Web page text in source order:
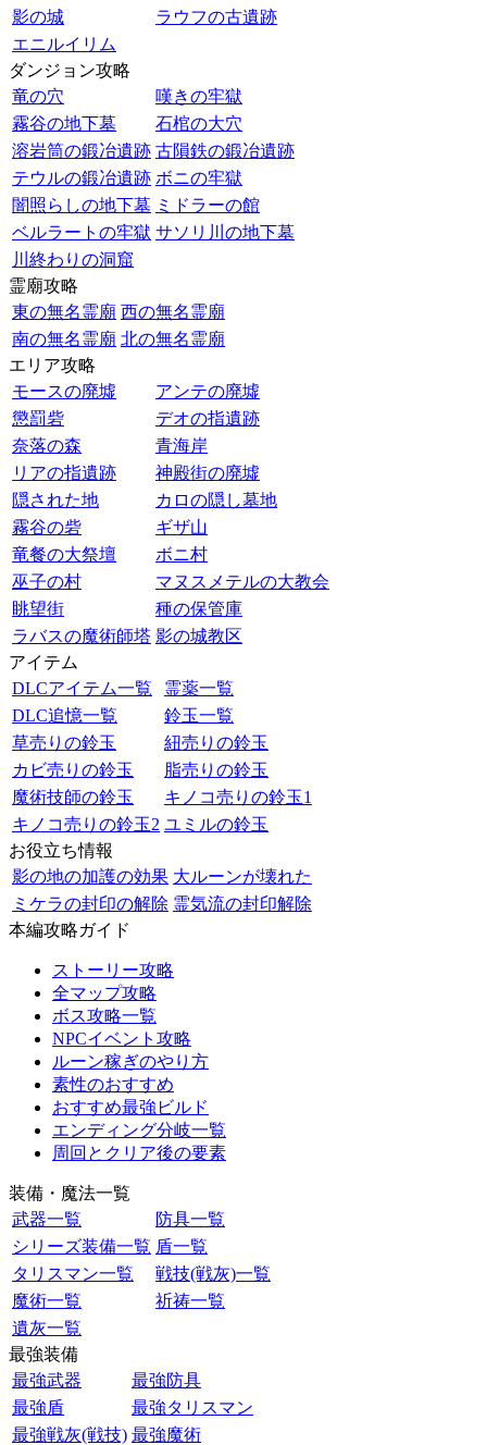
影の城
ラウフの古遺跡
エニルイリム
ダンジョン攻略
竜の穴
嘆きの牢獄
霧谷の地下墓
石棺の大穴
溶岩筒の鍛冶遺跡 古隕鉄の鍛冶遺跡
テウルの鍛冶遺跡 ボニの牢獄
闇照らしの地下墓 ミドラーの館
ベルラートの牢獄 サソリ川の地下墓
川終わりの洞窟
霊廟攻略
東の無名霊廟 西の無名霊廟
南の無名霊廟 北の無名霊廟
エリア攻略
モースの廃墟
アンテの廃墟
懲罰砦
デオの指遺跡
奈落の森
青海岸
リアの指遺跡
神殿街の廃墟
隠された地
カロの隠し墓地
霧谷の砦
ギザ山
竜餐の大祭壇
ボニ村
巫子の村
マヌスメテルの大教会
眺望街
種の保管庫
ラバスの魔術師塔 影の城教区
アイテム
DLCアイテム一覧
霊薬一覧
DLC追憶一覧
鈴玉一覧
草売りの鈴玉
紐売りの鈴玉
カビ売りの鈴玉
脂売りの鈴玉
魔術技師の鈴玉
キノコ売りの鈴玉1
キノコ売りの鈴玉2 ユミルの鈴玉
お役立ち情報
影の地の加護の効果 大ルーンが壊れた
ミケラの封印の解除 霊気流の封印解除
本編攻略ガイド
ストーリー攻略
全マップ攻略
ボス攻略一覧
NPCイベント攻略
ルーン稼ぎのやり方
素性のおすすめ
おすすめ最強ビルド
エンディング分岐一覧
周回とクリア後の要素
装備・魔法一覧
武器一覧
防具一覧
シリーズ装備一覧 盾一覧
タリスマン一覧
戦技(戦灰)一覧
魔術一覧
祈祷一覧
遺灰一覧
最強装備
最強武器
最強防具
最強盾
最強タリスマン
最強戦灰(戦技) 最強魔術